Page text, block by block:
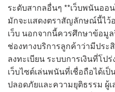
ระดับสากลอื่นๆ **เว็บพนันอ
มักจะแสดงตราสัญลักษณ์นี้ไว้
เว็บ นอกจากนี้ควรศึกษาข้อมู
ช่องทางบริการลูกค้าว่ามีประ
ลงทะเบียน ระบบการเงินที่โป
เว็บไซต์เล่นพนันที่เชื่อถือได้เ
ปลอดภัยและความยุติธรรม ผู้เ